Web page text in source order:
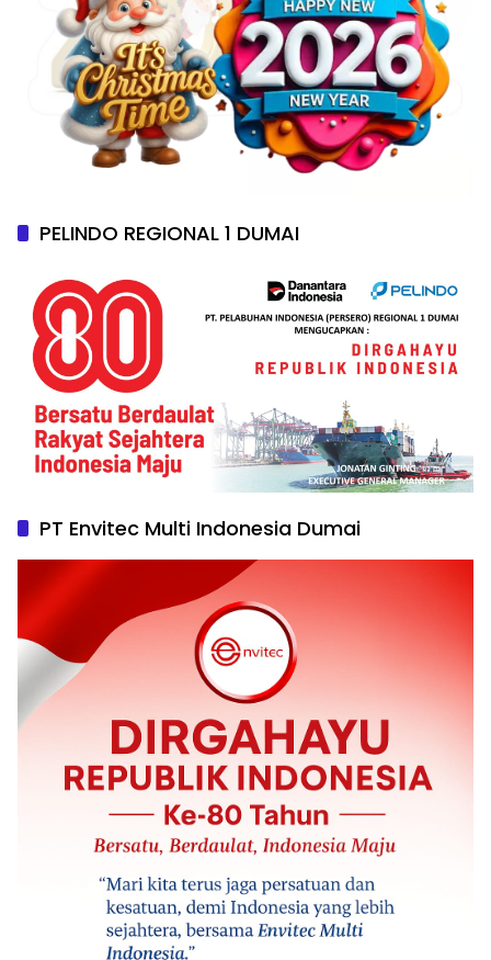
PELINDO REGIONAL 1 DUMAI
PT Envitec Multi Indonesia Dumai